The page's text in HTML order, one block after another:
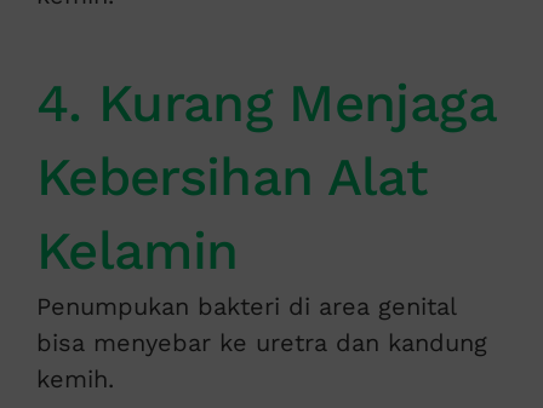
4. Kurang Menjaga
Kebersihan Alat
Kelamin
Penumpukan bakteri di area genital
bisa menyebar ke uretra dan kandung
kemih.